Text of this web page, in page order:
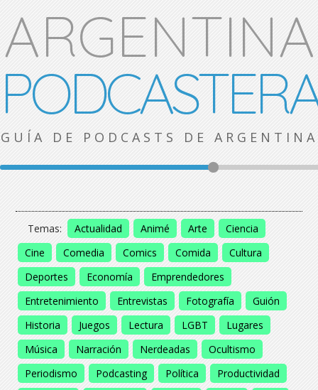
ARGENTINA
GUÍA DE PODCASTS DE ARGENTINA
Temas: Actualidad Animé Arte
Ciencia
Cine
Comedia Comics Comida
Cultura
Deportes
Economía
Emprendedores
Entretenimiento
Entrevistas Fotografía
Guión
Historia
Juegos Lectura LGBT
Lugares
Música
Narración Nerdeadas
Ocultismo
Periodismo
Podcasting Política
Productividad